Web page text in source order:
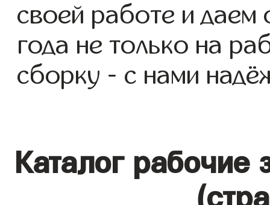
своей работе и
года не только на
сборку - с нами
Каталог